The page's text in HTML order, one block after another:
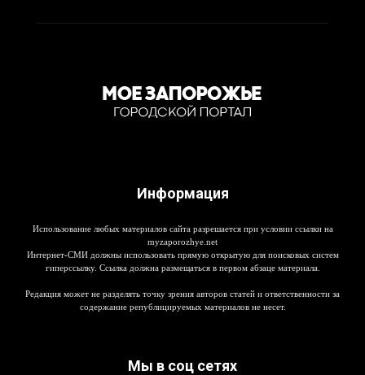
Информация
Использование любых материалов сайта разрешается при условии ссылки на
myzaporozhye.net
Интернет-СМИ должны использовать прямую открытую для поисковых систем
гиперссылку. Ссылка должна размещаться в первом абзаце материала.
Редакция может не разделять точку зрения авторов статей и ответственности за
содержание републицируемых материалов не несет.
Мы в соц сетях